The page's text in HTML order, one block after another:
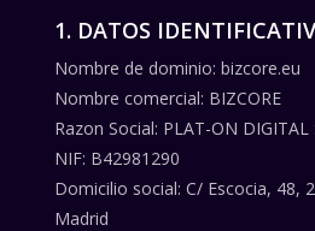
1. DATOS
Nombre de dominio: bizcore.eu
Nombre comercial: BIZCORE
Razon Social: PLAT-ON DIGITAL
NIF: B42981290
Domicilio social: C/ Escocia, 48,
Madrid